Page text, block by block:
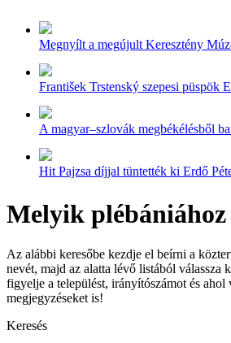
Megnyílt a megújult Keresztény
František Trstenský szepesi püspök
A magyar–szlovák megbékélésből
Hit Pajzsa díjjal tüntették ki Erdő
Melyik
Az alábbi keresőbe kezdje el beírni a
nevét, majd az alatta lévő listából válassza
figyelje a települést, irányítószámot és ahol
megjegyzéseket is!
Keresés